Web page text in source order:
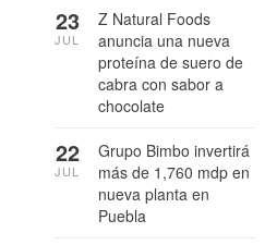
Z Natural Foods
anuncia una nueva
proteína de suero de
cabra con sabor a
chocolate
23
JUL
Grupo Bimbo invertirá
más de 1,760 mdp en
nueva planta en
Puebla
22
JUL